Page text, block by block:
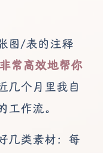
图/表的注释
常高效地帮你
几个月里我自
作流。
几类素材：每